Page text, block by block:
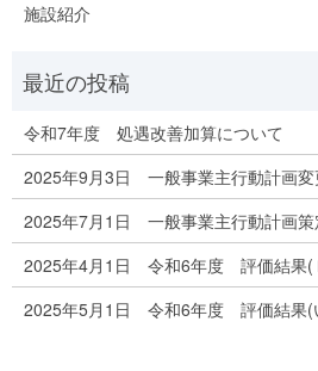
施設紹介
令和7年度 処遇改善加算について
2025年9月3日 一般事業主行動計画変
2025年7月1日 一般事業主行動計画策
2025年4月1日 令和6年度 評価結果(
2025年5月1日 令和6年度 評価結果(